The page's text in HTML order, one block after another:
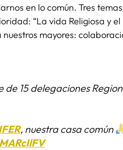
en lo común. Tres
“La vida Religiosa y el
mayores:
de 15 delegaciones
, nuestra casa común